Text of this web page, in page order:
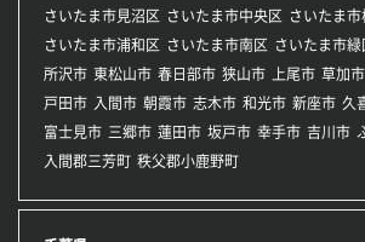
さいたま市見沼区
さいたま市中央区
さいたま市
さいたま市浦和区
さいたま市南区 さいたま市緑
所沢市 東松山市 春日部市 狭山市 上尾市 草加市
戸田市 入間市 朝霞市 志木市 和光市 新座市 久
富士見市 三郷市 蓮田市 坂戸市 幸手市 吉川市
入間郡三芳町 秩父郡小鹿野町